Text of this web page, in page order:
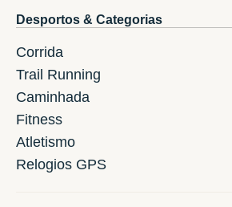
Desportos & Categorias
Corrida
Trail Running
Caminhada
Fitness
Atletismo
Relogios GPS